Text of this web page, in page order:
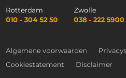
Rotterdam
010 - 304 52 50
Zwolle
038 - 222 5900
Algemene voorwaarden
Cookiestatement
Disclaimer